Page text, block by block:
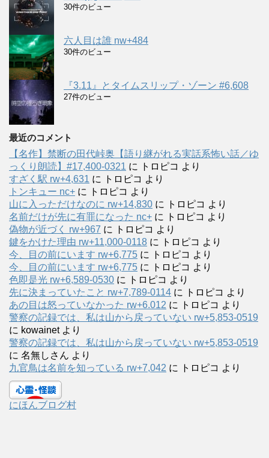
30件のビュー
六人目は誰 nw+484
30件のビュー
『3.11』とタイムスリップ・ゾーン #6,608
27件のビュー
最近のコメント
【名作】禁断の田代峠奥【語り継がれる実話系怖い話／ゆ
っくり朗読】#17,400-0321 に トロピコ より
すざく駅 rw+4,631 に トロピコ より
トンキュー nc+ に トロピコ より
山に入っただけなのに rw+14,830 に トロピコ より
名前だけが先に有罪になった nc+ に トロピコ より
偽物が近づく rw+967 に トロピコ より
鍵をかけた理由 rw+11,000-0118 に トロピコ より
今、目の前にいます rw+6,775 に トロピコ より
今、目の前にいます rw+6,775 に トロピコ より
色即是光 rw+6,589-0530 に トロピコ より
先に決まっていたこと rw+7,789-0114 に トロピコ より
あの目は怒っていなかった rw+6.012 に トロピコ より
警察の記録では、私は山から戻っていない rw+5,853-0519
に kowainetより
警察の記録では、私は山から戻っていない rw+5,853-0519
に 名無しさん より
九官鳥は名前を知っている rw+7,042 に トロピコ より
にほんブログ村